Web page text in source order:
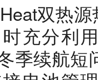
双热
充分利
季续航短